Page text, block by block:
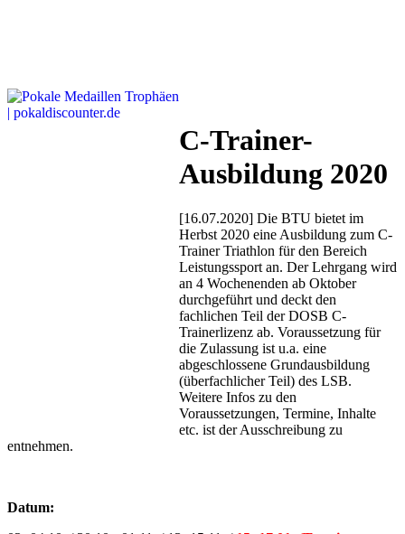
C-Trainer-
Ausbildung 2020
[16.07.2020] Die BTU bietet im
Herbst 2020 eine Ausbildung zum C-
Trainer Triathlon für den Bereich
Leistungssport an. Der Lehrgang wird
an 4 Wochenenden ab Oktober
durchgeführt und deckt den
fachlichen Teil der DOSB C-
Trainerlizenz ab. Voraussetzung für
die Zulassung ist u.a. eine
abgeschlossene Grundausbildung
(überfachlicher Teil) des LSB.
Weitere Infos zu den
Voraussetzungen, Termine, Inhalte
etc. ist der Ausschreibung zu
entnehmen.
Datum: